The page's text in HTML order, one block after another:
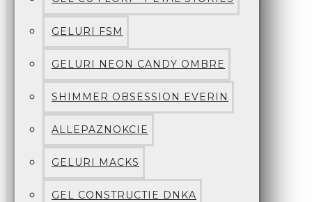
GELURI FSM
GELURI NEON CANDY OMBRE
SHIMMER OBSESSION EVERIN
ALLEPAZNOKCIE
GELURI MACKS
GEL CONSTRUCTIE DNKA